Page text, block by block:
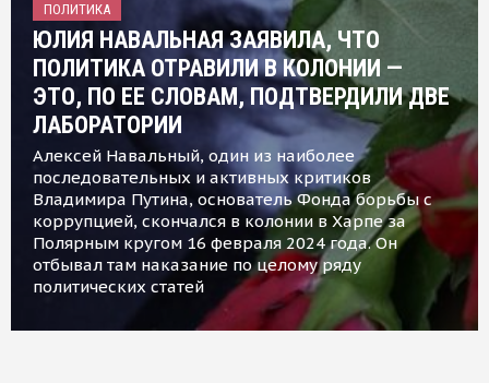
ПОЛИТИКА
ЮЛИЯ НАВАЛЬНАЯ ЗАЯВИЛА, ЧТО
ПОЛИТИКА ОТРАВИЛИ В КОЛОНИИ —
ЭТО, ПО ЕЕ СЛОВАМ, ПОДТВЕРДИЛИ ДВЕ
ЛАБОРАТОРИИ
Алексей Навальный, один из наиболее
последовательных и активных критиков
Владимира Путина, основатель Фонда борьбы с
коррупцией, скончался в колонии в Харпе за
Полярным кругом 16 февраля 2024 года. Он
отбывал там наказание по целому ряду
политических статей